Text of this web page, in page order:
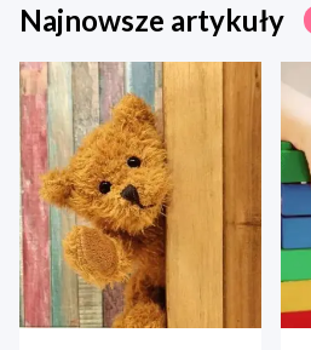
Najnowsze artykuły